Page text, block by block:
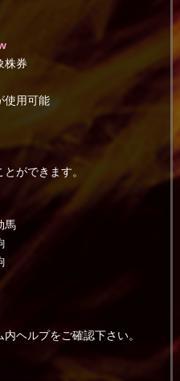
券
用可能
ができます。
馬
ヘルプをご確認下さい。